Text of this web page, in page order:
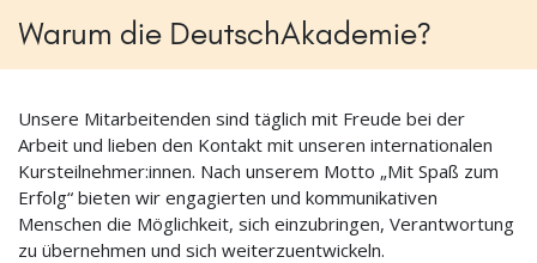
Warum die DeutschAkademie?
Unsere Mitarbeitenden sind täglich mit Freude bei der
Arbeit und lieben den Kontakt mit unseren internationalen
Kursteilnehmer:innen. Nach unserem Motto „Mit Spaß zum
Erfolg“ bieten wir engagierten und kommunikativen
Menschen die Möglichkeit, sich einzubringen, Verantwortung
zu übernehmen und sich weiterzuentwickeln.